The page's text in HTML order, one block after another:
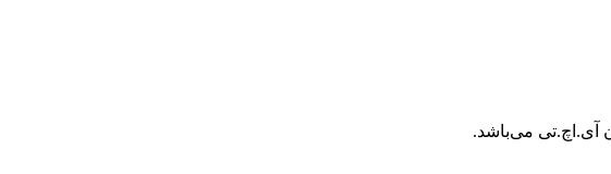
آی.اچ.تی می‌باشد.